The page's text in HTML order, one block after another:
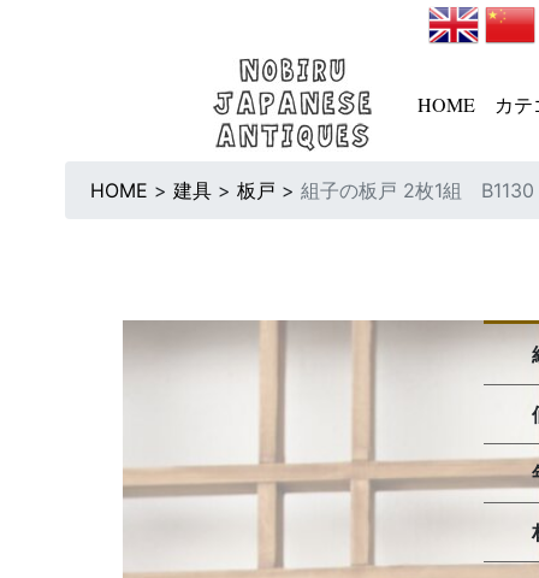
HOME カ
HOME > 建具 > 板戸 > 組子の板戸 2枚1組 B1130